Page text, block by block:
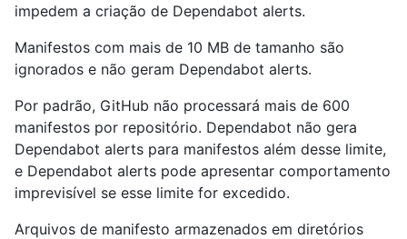
impedem a criação de Dependabot alerts.
Manifestos com mais de 10 MB de tamanho são
ignorados e não geram Dependabot alerts.
Por padrão, GitHub não processará mais de 600
manifestos por repositório. Dependabot não gera
Dependabot alerts para manifestos além desse limite,
e Dependabot alerts pode apresentar comportamento
imprevisível se esse limite for excedido.
Arquivos de manifesto armazenados em diretórios